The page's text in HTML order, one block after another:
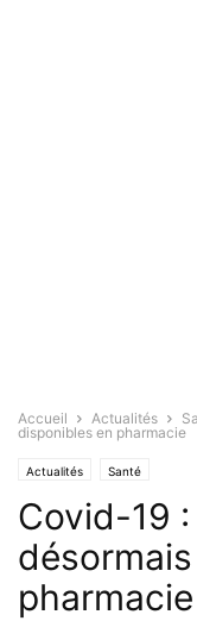
Accueil Actualités
disponibles en pharmacie
Actualités Santé
Covid-19
pharmacie